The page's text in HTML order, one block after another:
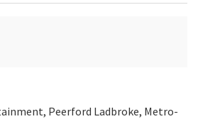
Peerford Ladbroke, Metro-